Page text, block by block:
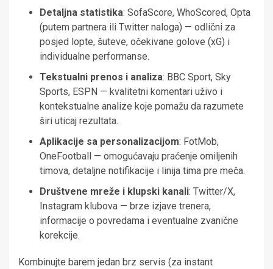
Detaljna statistika: SofaScore, WhoScored, Opta
(putem partnera ili Twitter naloga) — odlični za
posjed lopte, šuteve, očekivane golove (xG) i
individualne performanse.
Tekstualni prenos i analiza: BBC Sport, Sky
Sports, ESPN — kvalitetni komentari uživo i
kontekstualne analize koje pomažu da razumete
širi uticaj rezultata.
Aplikacije sa personalizacijom: FotMob,
OneFootball — omogućavaju praćenje omiljenih
timova, detaljne notifikacije i linija tima pre meča.
Društvene mreže i klupski kanali: Twitter/X,
Instagram klubova — brze izjave trenera,
informacije o povredama i eventualne zvanične
korekcije.
Kombinujte barem jedan brz servis (za instant